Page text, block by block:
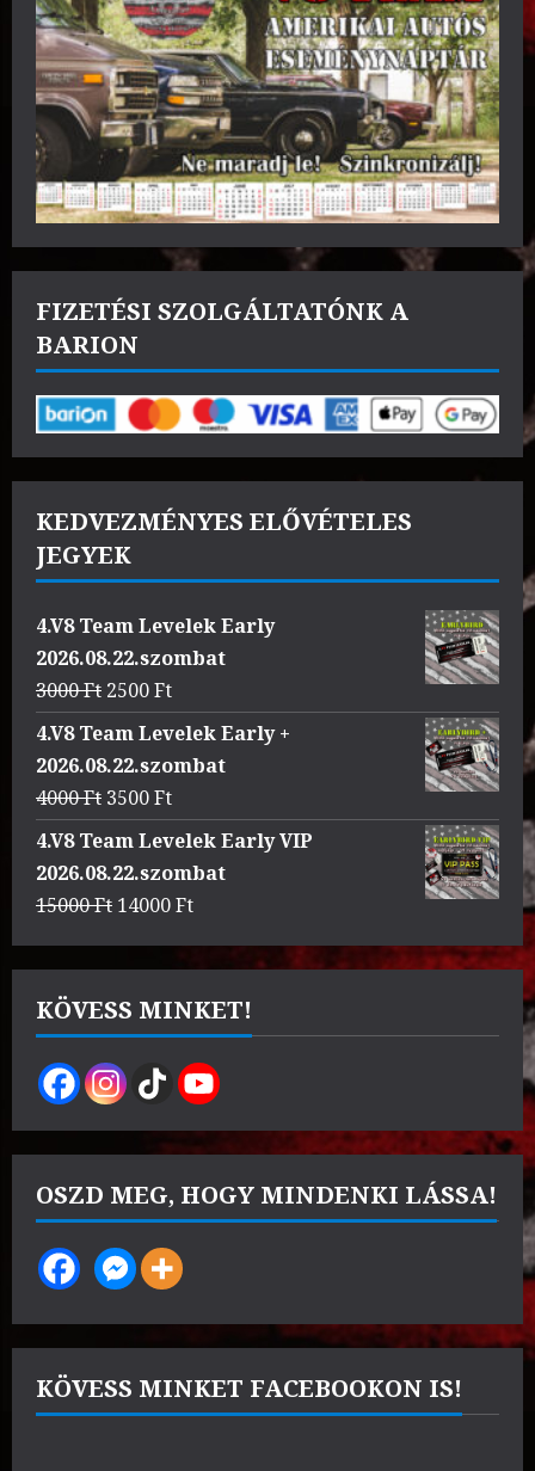
FIZETÉSI SZOLGÁLTATÓNK A
BARION
KEDVEZMÉNYES ELŐVÉTELES
JEGYEK
4.V8 Team Levelek Early
2026.08.22.szombat
3000Ft Original
price
was:
3000 Ft.
2500FtCurrent
price
4.V8 Team Levelek Early +
2026.08.22.szombat
4000Ft Original
price
was:
4000 Ft.
3500FtCurrent
price
3500 Ft.
4.V8 Team Levelek Early VIP
2026.08.22.szombat
15000Ft Original
was:
15000 Ft.
14000FtCurrent
is:
14000 Ft.
KÖVESS MINKET!
OSZD MEG, HOGY MINDENKI LÁSSA!
KÖVESS MINKET FACEBOOKON IS!